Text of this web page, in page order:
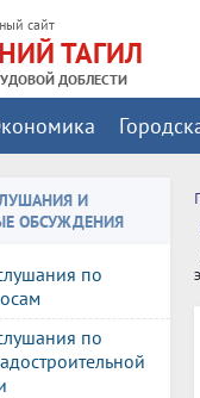
сайт
ТАГИЛ
ДОБЛЕСТИ
И
ОБСУЖДЕНИЯ
по
по